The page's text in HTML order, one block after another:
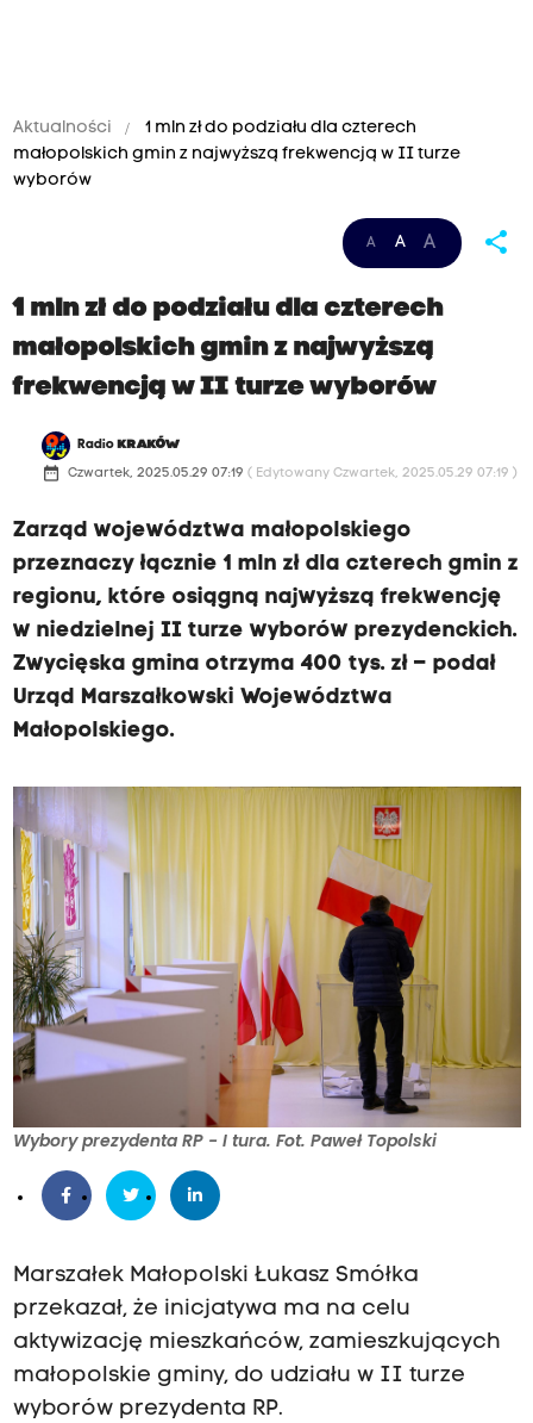
Aktualności
1 mln zł do podziału dla czterech
małopolskich gmin z najwyższą frekwencją w II turze
wyborów
A A A share
1 mln zł do podziału dla czterech
małopolskich gmin z najwyższą
frekwencją w II turze wyborów
Radio KRAKÓW
date_range Czwartek, 2025.05.29 07:19 ( Edytowany Czwartek, 2025.05.29 07:19 )
Zarząd województwa małopolskiego
przeznaczy łącznie 1 mln zł dla czterech gmin z
regionu, które osiągną najwyższą frekwencję
w niedzielnej II turze wyborów prezydenckich.
Zwycięska gmina otrzyma 400 tys. zł – podał
Urząd Marszałkowski Województwa
Małopolskiego.
Wybory prezydenta RP - I tura. Fot. Paweł Topolski
Marszałek Małopolski Łukasz Smółka
przekazał, że inicjatywa ma na celu
aktywizację mieszkańców, zamieszkujących
małopolskie gminy, do udziału w II turze
wyborów prezydenta RP.